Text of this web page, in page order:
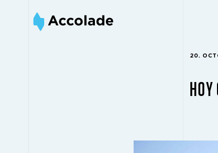
20.